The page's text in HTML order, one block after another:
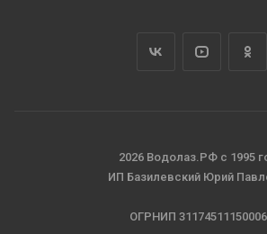
2026 Водолаз.РФ с 1995
ИП Базилевский Юрий
ОГРНИП